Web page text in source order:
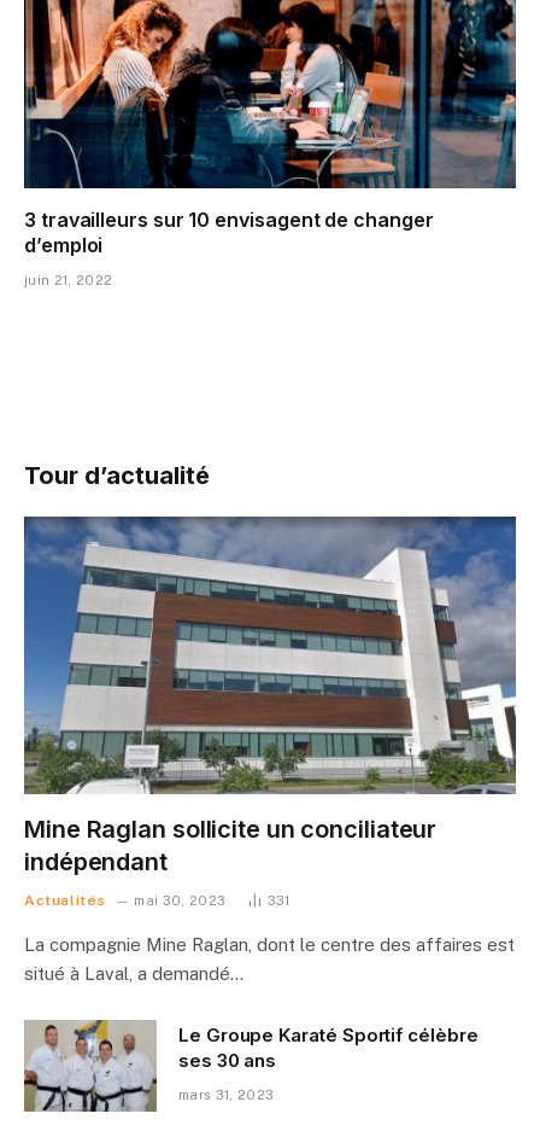
3 travailleurs sur 10 envisagent de changer
d’emploi
juin 21, 2022
Tour d’actualité
Mine Raglan sollicite un conciliateur
indépendant
Actualités mai 30, 2023 331
La compagnie Mine Raglan, dont le centre des affaires est
situé à Laval, a demandé…
Le Groupe Karaté Sportif célèbre
ses 30 ans
mars 31, 2023